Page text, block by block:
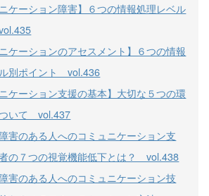
ニケーション障害】６つの情報処理レベル
ケーションのアセスメント】６つの情報
別ポイント vol.436
ケーション支援の基本】大切な５つの環
いて vol.437
害のある人へのコミュニケーション支
の７つの視覚機能低下とは？ vol.438
害のある人へのコミュニケーション技